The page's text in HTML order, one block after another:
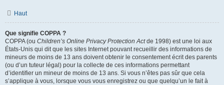
Haut
Que signifie COPPA ?
COPPA (ou Children’s Online Privacy Protection Actde 1998) est une loi aux
États-Unis qui dit que les sites Internet pouvant recueillir des informations de
mineurs de moins de 13 ans doivent obtenir le consentement écrit des parents
(ou d’un tuteur légal) pour la collecte de ces informations permettant
d’identifier un mineur de moins de 13 ans. Si vous n’êtes pas sûr que cela
s’applique à vous, lorsque vous vous enregistrez ou que quelqu’un le fait à